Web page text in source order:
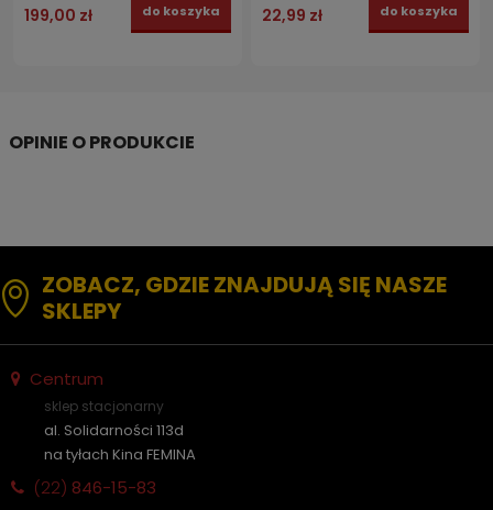
199,00 zł do koszyka 22,99 zł do koszyka
ZOBACZ, GDZIE ZNAJDUJĄ SIĘ NASZE
SKLEPY
Centrum
sklep stacjonarny
al. Solidarności 113d
na tyłach Kina FEMINA
(22) 846-15-83